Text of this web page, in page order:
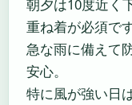
朝夕は10度近く
重ね着が必須です
急な雨に備えて
安心。
特に風が強い日